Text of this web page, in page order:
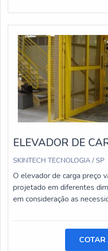
ELEVADOR DE
SKINTECH TECNOLOGIA / SP
O elevador de carga preço
projetado em diferentes
em consideração as